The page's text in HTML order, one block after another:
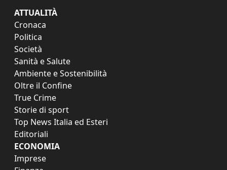
ATTUALITÀ
Cronaca
Politica
Società
Sanità e Salute
Ambiente e Sostenibilità
Oltre il Confine
True Crime
Storie di sport
Top News Italia ed Esteri
Editoriali
ECONOMIA
Imprese